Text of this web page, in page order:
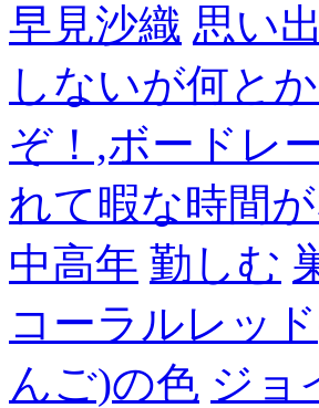
早見沙織 思い
しないが何と
ぞ！,ボードレ
れて暇な時間
中高年 勤しむ
コーラルレッ
んご)の色 ジョ